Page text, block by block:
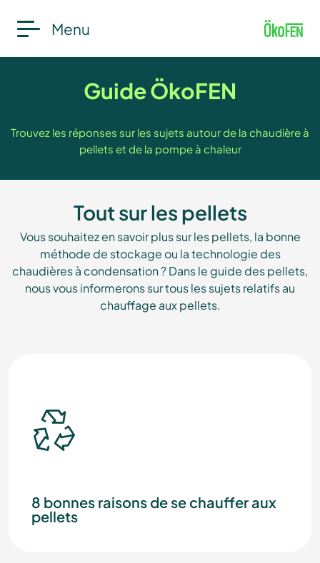
Menu
Guide ÖkoFEN
Trouvez les réponses sur les sujets autour de la chaudière à
pellets et de la pompe à chaleur
Tout sur les pellets
Vous souhaitez en savoir plus sur les pellets, la bonne
méthode de stockage ou la technologie des
chaudières à condensation ? Dans le guide des pellets,
nous vous informerons sur tous les sujets relatifs au
chauffage aux pellets.
8 bonnes raisons de se chauffer aux
pellets